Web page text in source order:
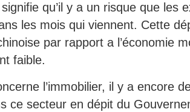
qu’il y a un risque que les
les mois qui viennent. Cette
par rapport a l’économie
faible.
l’immobilier, il y a encore
ce secteur en dépit du